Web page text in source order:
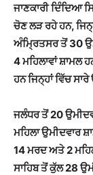
ਜਾਣਕਾਰੀ ਦਿੰਦਿਆ
ਚੋਣ ਲੜ ਰਹੇ ਹਨ,
ਅੰਮ੍ਰਿਤਸਰ ਤੋਂ 30
4 ਮਹਿਲਾਵਾਂ ਸ਼ਾਮਲ
ਹਨ ਜਿਨ੍ਹਾਂ ਵਿੱਚ
ਜਲੰਧਰ ਤੋਂ 20
ਮਹਿਲਾ ਉਮੀਦਵਾਰ
14 ਮਰਦ ਅਤੇ 2
ਸਾਹਿਬ ਤੋਂ ਕੁੱਲ 28